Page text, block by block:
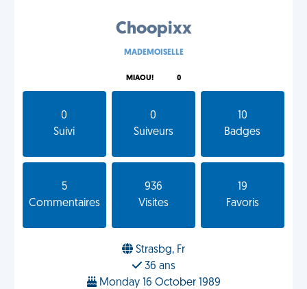
Choopixx
MADEMOISELLE
MIAOU! 0
0
Suivi
0
Suiveurs
10
Badges
5
Commentaires
936
Visites
19
Favoris
Strasbg, Fr
36 ans
Monday 16 October 1989